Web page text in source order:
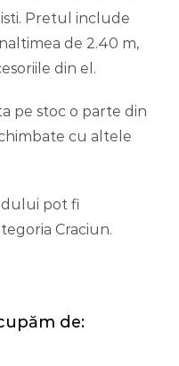
Pretul include
de 2.40 m,
din el.
pe stoc o parte din
cu altele
pot fi
Craciun.
de: